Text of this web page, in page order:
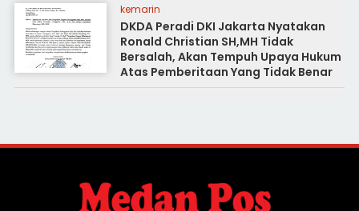
kemarin
DKDA Peradi DKI Jakarta Nyatakan
Ronald Christian SH,MH Tidak
Bersalah, Akan Tempuh Upaya Hukum
Atas Pemberitaan Yang Tidak Benar